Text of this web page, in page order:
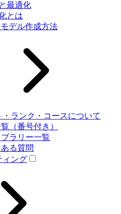
最適化
とは
デル作成方法
ランク・コースについて
（番号付き）
ラリー一覧
る質問
ィング